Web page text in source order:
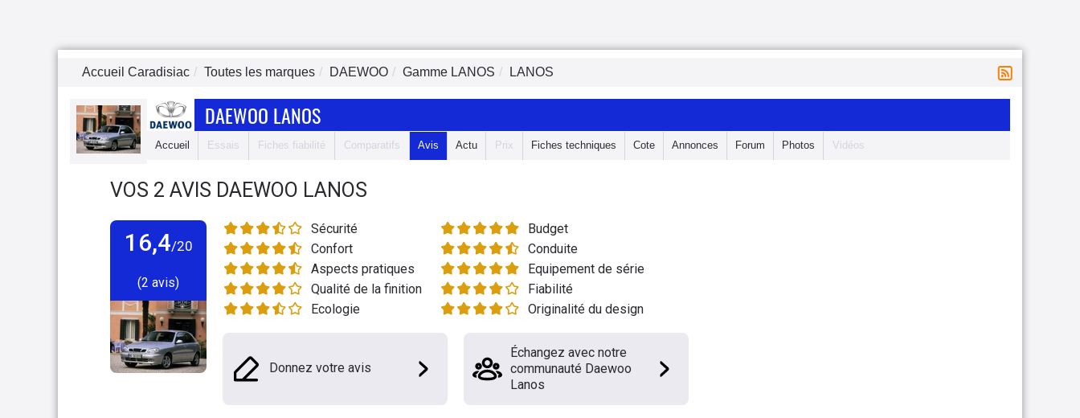
Accueil Caradisiac Toutes les marques DAEWOO Gamme LANOS LANOS
DAEWOO LANOS
Accueil Essais Fiches fiabilité Comparatifs Avis Actu Prix Fiches techniques Cote Annonces Forum Photos Vidéos
VOS 2 AVIS DAEWOO LANOS
16,4/20
(2 avis)
Sécurité
Budget
Confort
Conduite
Aspects pratiques
Equipement de série
Qualité de la finition
Fiabilité
Ecologie
Originalité du design
Donnez votre avis
Échangez avec notre
communauté Daewoo
Lanos